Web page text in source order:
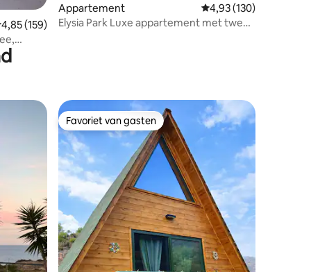
beoordeling van 4,85 uit 5, 159 recensies
4,85 (159)
Appartement Gemiddelde
4,93 (130)
Elysia Park Luxe appartement met twee
Favoriet van gasten
Favoriet van gasten